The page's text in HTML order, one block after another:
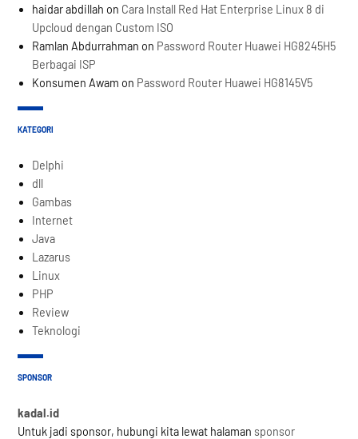
haidar abdillah on Cara Install Red Hat Enterprise Linux 8 di
Upcloud dengan Custom ISO
Ramlan Abdurrahman on Password Router Huawei HG8245H5
Berbagai ISP
Konsumen Awam on Password Router Huawei HG8145V5
KATEGORI
Delphi
dll
Gambas
Internet
Java
Lazarus
Linux
PHP
Review
Teknologi
SPONSOR
kadal.id
Untuk jadi sponsor, hubungi kita lewat halaman sponsor